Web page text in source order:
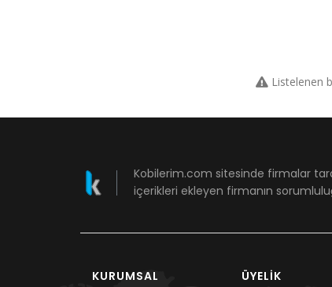
Listelenen
Kobilerim.com sitesinde firmalar
içerikleri ekleyen firmanın
KURUMSAL ÜYELIK